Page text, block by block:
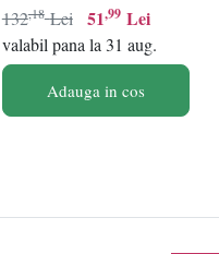
51,99 Lei
132,18 Lei
valabil pana la 31 aug.
Adauga in cos